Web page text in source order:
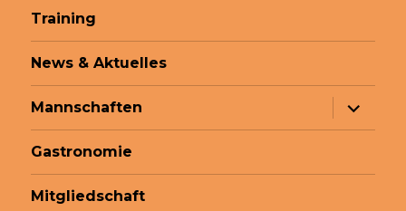
Training
News & Aktuelles
Mannschaften
Gastronomie
Mitgliedschaft